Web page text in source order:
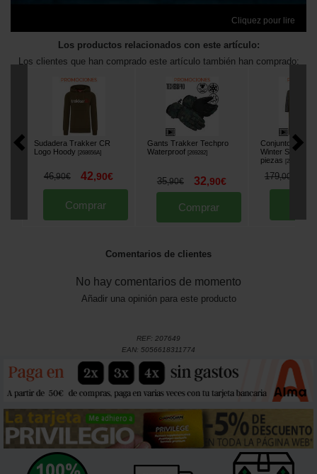
Cliquez pour lire
Los productos relacionados con este artículo:
Los clientes que han comprado este artículo también han comprado:
Sudadera Trakker CR
Logo Hoody
[268656A]
46,90€ 42,90€
Comprar
Gants Trakker Techpro
Waterproof [269282]
35,90€ 32,90€
Comprar
Conjunto
Winter Suit
piezas
[268700A
179,00
Comentarios de clientes
No hay comentarios de momento
Añadir una opinión para este producto
REF: 207649
EAN: 5056618311774